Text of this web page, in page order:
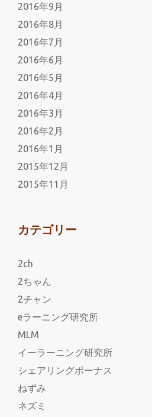
2016年9月
2016年8月
2016年7月
2016年6月
2016年5月
2016年4月
2016年3月
2016年2月
2016年1月
2015年12月
2015年11月
カテゴリー
2ch
2ちゃん
2チャン
eラーニング研究所
MLM
イーラーニング研究所
シェアリングボーナス
ねずみ
ネズミ